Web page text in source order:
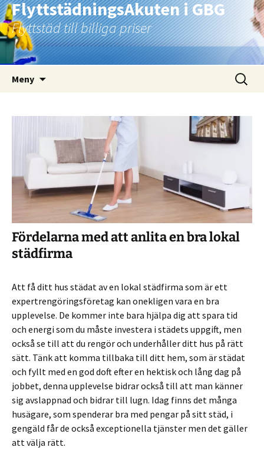
FlyttstädningsAkuten i GBG
Flyttstäd till billiga priser
Meny
Sök
efter:
Fördelarna med att anlita en bra lokal
städfirma
Att få ditt hus städat av en lokal städfirma som är ett
expertrengöringsföretag kan onekligen vara en bra
upplevelse. De kommer inte bara hjälpa dig att spara tid
och energi som du måste investera i städets uppgift, men
också se till att du rengör och underhåller ditt hus på rätt
sätt. Tänk att komma tillbaka till ditt hem, som är städat
och fyllt med en god doft efter en hektisk och lång dag på
jobbet, denna upplevelse bidrar också till att man känner
sig avslappnad och bidrar till lugn. Idag finns det många
husägare, som spenderar bra med pengar på sitt städ, i
gengäld får de också exceptionella tjänster men det gäller
att välja rätt.